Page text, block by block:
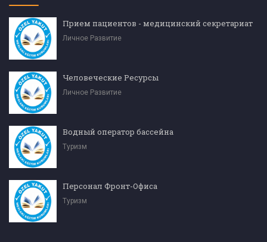
Прием пациентов - медицинский секретариат
Личное Развитие
Человеческие Ресурсы
Личное Развитие
Водный оператор бассейна
Туризм
Персонал Фронт-Офиса
Туризм